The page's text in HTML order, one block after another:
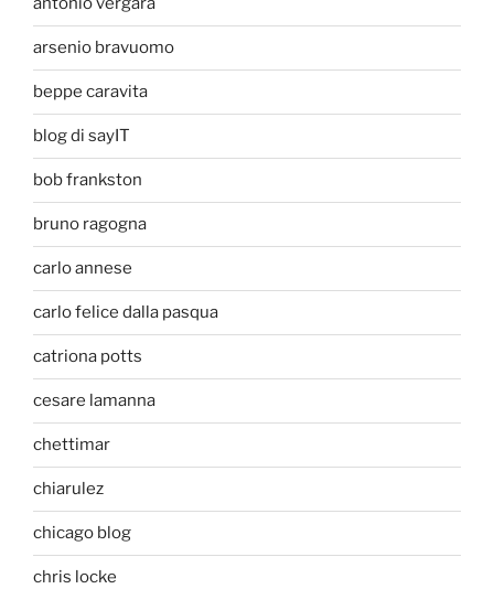
arsenio bravuomo
beppe caravita
blog di sayIT
bob frankston
bruno ragogna
carlo annese
carlo felice dalla pasqua
catriona potts
cesare lamanna
chettimar
chiarulez
chicago blog
chris locke